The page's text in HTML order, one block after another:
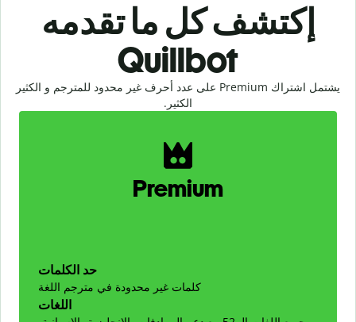
إكتشف كل ما تقدمه
Quillbot
يشتمل اشتراك Premium على عدد أحرف غير محدود للمترجم و الكثير
الكثير.
Premium
حد الكلمات
كلمات غير محدودة في مترجم اللغة
اللغات